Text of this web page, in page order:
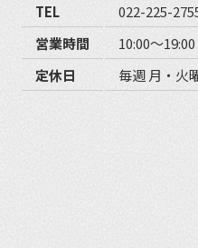
TEL
022-225-
営業時間
10:00〜19:00
定休日
毎週 月・火